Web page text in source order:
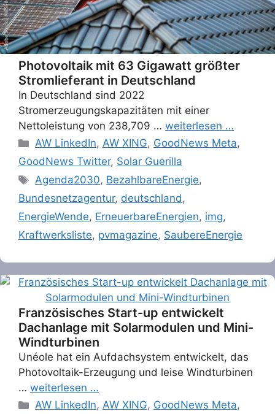
Photovoltaik mit 63 Gigawatt größter
Stromlieferant in Deutschland
In Deutschland sind 2022
Stromerzeugungskapazitäten mit einer
Nettoleistung von 238,709 … weiterlesen …
Categories
AW LinkedIn,AW XING, GoodNews Meta,
GoodNews Twitter, Solar Guerilla
Tags
Agenda2030, BezahlbareEnergie,
Bundesnetzagentur, deutschland,
EnergieWende, ErneuerbareEnergien, img,
Kraftwerksliste, pvmagazine, SaubereEnergie
Französisches Start-up entwickelt
Dachanlage mit Solarmodulen und Mini-
Windturbinen
Unéole hat ein Aufdachsystem entwickelt, das
Photovoltaik-Erzeugung und leise Windturbinen
… weiterlesen …
Categories
AW LinkedIn,AW XING, GoodNews Meta,